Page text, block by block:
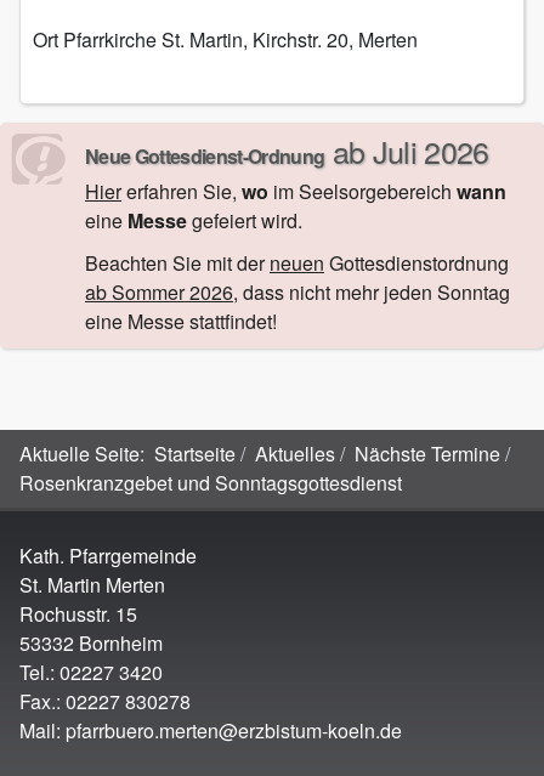
Ort Pfarrkirche St. Martin, Kirchstr. 20, Merten
Neue Gottesdienst-Ordnungab Juli 2026
Hiererfahren Sie, wo im Seelsorgebereich wann
eine Messegefeiert wird.
Beachten Sie mit derneuen Gottesdienstordnung
ab Sommer 2026, dass nicht mehr jeden Sonntag
eine Messe stattfindet!
Aktuelle Seite: Startseite Aktuelles
Nächste Termine
Rosenkranzgebet und Sonntagsgottesdienst
Kath. Pfarrgemeinde
St. Martin Merten
Rochusstr. 15
53332 Bornheim
Tel.: 02227 3420
Fax.: 02227 830278
Mail: pfarrbuero.merten@erzbistum-koeln.de